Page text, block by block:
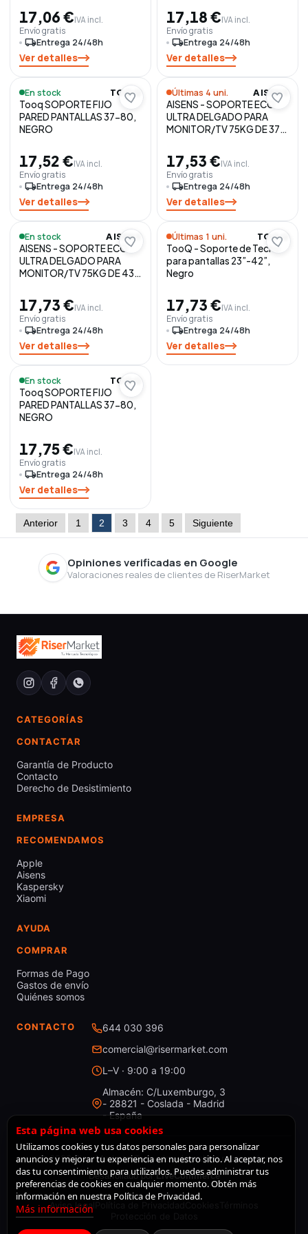
17,06 €IVA incl.
Envío gratis
local_shippingEntrega 24/48h
Ver detalles
17,18 €IVA incl.
Envío gratis
local_shippingEntrega 24/48h
Ver detalles
En stock TOOQ
Tooq SOPORTE FIJO
PARED PANTALLAS 37-80,
NEGRO
17,52 €IVA incl.
Envío gratis
local_shippingEntrega 24/48h
Ver detalles
Últimas 4 uni. AISENS
AISENS - SOPORTE ECO
ULTRA DELGADO PARA
MONITOR/TV 75KG DE 37-
17,53 €IVA incl.
Envío gratis
local_shippingEntrega 24/48h
Ver detalles
En stock AISENS
AISENS - SOPORTE ECO
ULTRA DELGADO PARA
MONITOR/TV 75KG DE 43-
17,73 €IVA incl.
Envío gratis
local_shippingEntrega 24/48h
Ver detalles
Últimas 1 uni. TOOQ
TooQ - Soporte de Techo
para pantallas 23”-42”,
Negro
17,73 €IVA incl.
Envío gratis
local_shippingEntrega 24/48h
Ver detalles
En stock TOOQ
Tooq SOPORTE FIJO
PARED PANTALLAS 37-80,
NEGRO
17,75 €IVA incl.
Envío gratis
local_shippingEntrega 24/48h
Ver detalles
Anterior 1 2 3 4 5 Siguiente
Opiniones verificadas en Google
Valoraciones reales de clientes de RiserMarket
CATEGORÍAS
CONTACTAR
Garantía de Producto
Contacto
Derecho de Desistimiento
EMPRESA
RECOMENDAMOS
Apple
Aisens
Kaspersky
Xiaomi
AYUDA
COMPRAR
Formas de Pago
Gastos de envío
Quiénes somos
CONTACTO
644 030 396
comercial@risermarket.com
L–V · 9:00 a 19:00
Almacén: C/Luxemburgo, 3
- 28821 - Coslada - Madrid
- España
© 2026 RiserMarket · Todos los derechos reservados
Desarrollado porLiveCommerce
Aviso legal
Esta página web usa cookies
Utilizamos cookies y tus datos personales para personalizar
anuncios y mejorar tu experiencia en nuestro sitio. Al aceptar, nos
das tu consentimiento para utilizarlos. Puedes administrar tus
preferencias de cookies en cualquier momento. Obtén más
información en nuestra Política de Privacidad.
Más información